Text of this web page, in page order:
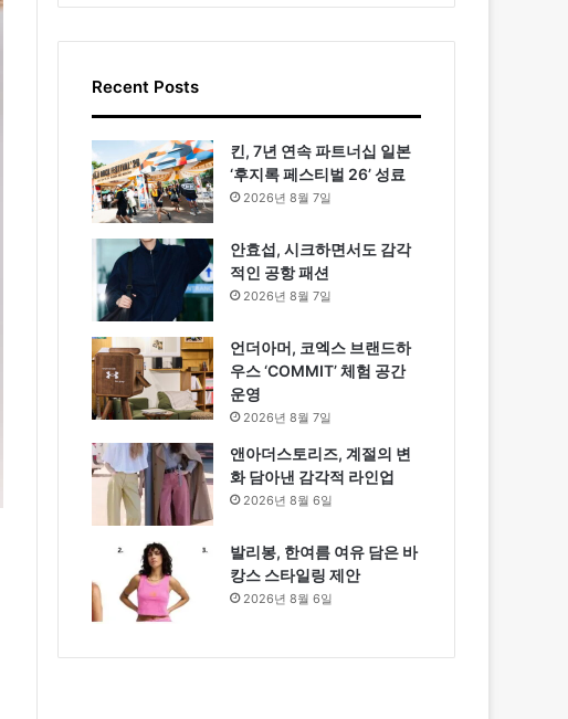
Recent Posts
킨, 7년 연속 파트너십 일본
‘후지록 페스티벌 26’ 성료
2026년 8월 7일
안효섭, 시크하면서도 감각
적인 공항 패션
2026년 8월 7일
언더아머, 코엑스 브랜드하
우스 ‘COMMIT’ 체험 공간
운영
2026년 8월 7일
앤아더스토리즈, 계절의 변
화 담아낸 감각적 라인업
2026년 8월 6일
발리봉, 한여름 여유 담은 바
캉스 스타일링 제안
2026년 8월 6일